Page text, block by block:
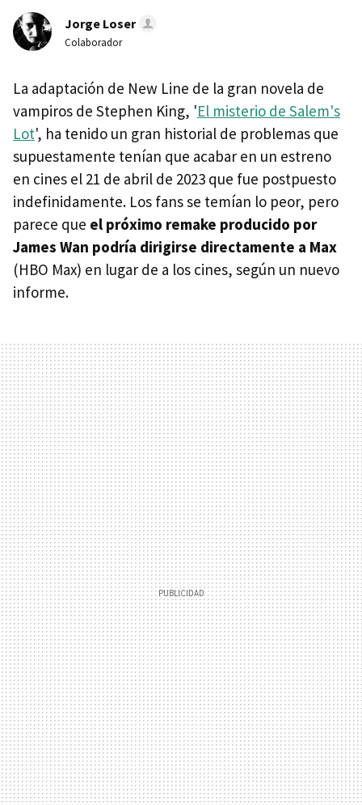
Jorge Loser
Colaborador
La adaptación de New Line de la gran novela de
vampiros de Stephen King, 'El misterio de Salem's
Lot', ha tenido un gran historial de problemas que
supuestamente tenían que acabar en un estreno
en cines el 21 de abril de 2023 que fue postpuesto
indefinidamente. Los fans se temían lo peor, pero
parece que el próximo remake producido por
James Wan podría dirigirse directamente a Max
(HBO Max) en lugar de a los cines, según un nuevo
informe.